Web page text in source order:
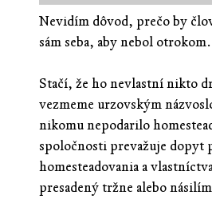
Nevidím dôvod, prečo by
sám seba, aby nebol otrokom.
Stačí, že ho nevlastní nikto
vezmeme urzovským
nikomu nepodarilo
spoločnosti prevažuje dopyt
homesteadovania a
presadený tržne alebo